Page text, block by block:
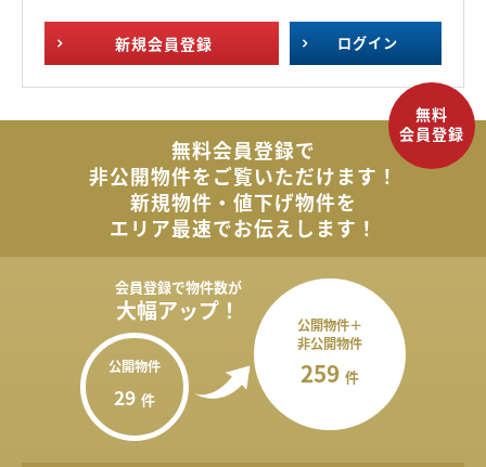
新規会員登録 ログイン
無料会員登録で
非公開物件をご覧いただけます！
新規物件・値下げ物件を
エリア最速でお伝えします！
会員登録で物件数が
大幅アップ！
公開物件
29 件
公開物件＋
非公開物件
259 件